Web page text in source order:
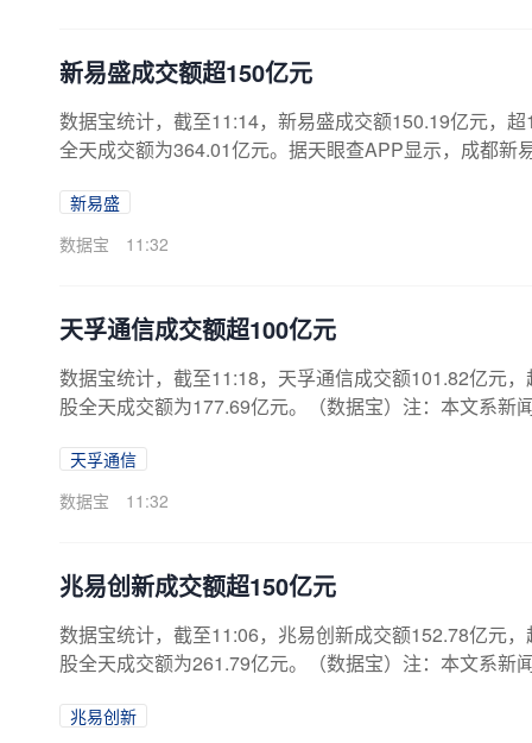
新易盛成交额超150亿元
数据宝统计，截至11:14，新易盛成交额150.19亿元，
全天成交额为364.01亿元。据天眼查APP显示，成都
新易盛
数据宝
11:32
天孚通信成交额超100亿元
数据宝统计，截至11:18，天孚通信成交额101.82亿元
股全天成交额为177.69亿元。（数据宝）注：本文系
天孚通信
数据宝
11:32
兆易创新成交额超150亿元
数据宝统计，截至11:06，兆易创新成交额152.78亿元
股全天成交额为261.79亿元。（数据宝）注：本文系
兆易创新